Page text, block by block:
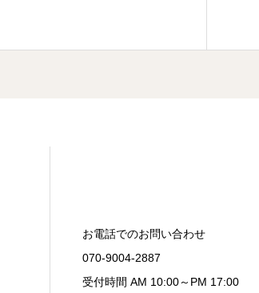
お電話でのお問い合わせ
070-9004-2887
受付時間 AM 10:00～PM 17:00